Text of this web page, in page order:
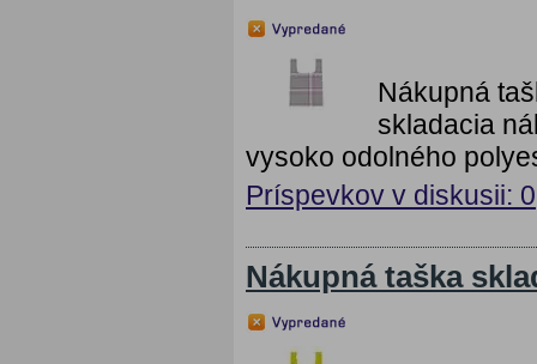
Nákupná
skladacia
vysoko odolného
Príspevkov v diskusii: 0
Nákupná taška